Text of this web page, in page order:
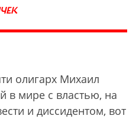
олигарх Михаил
в мире с властью, на
и диссидентом, вот